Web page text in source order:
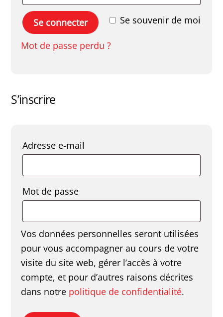
Se souvenir de moi
Se connecter
Mot de passe perdu ?
S’inscrire
Adresse e-mail
Mot de passe
Vos données personnelles seront utilisées
pour vous accompagner au cours de votre
visite du site web, gérer l’accès à votre
compte, et pour d’autres raisons décrites
dans notre politique de confidentialité.